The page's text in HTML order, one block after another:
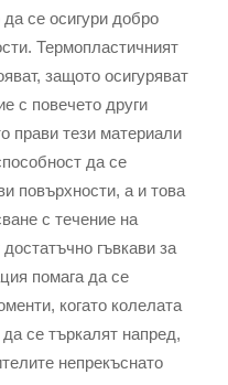
да се осигури добро
Термопластичният
защото осигуряват
с повечето други
прави тези материали
да се
повърхности, а и това
с течение на
гъвкави за
помага да се
когато колелата
се търкалят напред,
непрекъснато